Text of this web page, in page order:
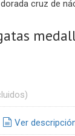
cruz de
Ver